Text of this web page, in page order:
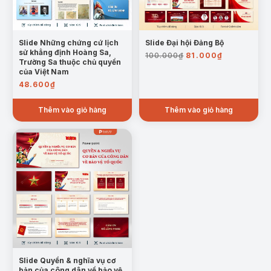
đảo của Biển Đông
Mẫu trang: Tầm quan trọng chiến lược của quần đảo Hoàng
Slide Những chứng cứ lịch
sử khẳng định Hoàng Sa,
Trường Sa thuộc chủ quyền
của Việt Nam
48.600₫
Thêm vào giỏ hàng
Slide Đại hội Đảng Bộ
100.000₫ Giá
81.000₫Giá
81.000₫.
Thêm vào giỏ hàng
Slide Quyền & nghĩa vụ cơ